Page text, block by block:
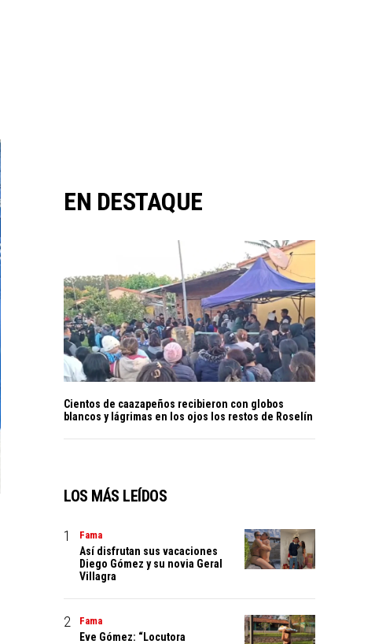
EN DESTAQUE
Cientos de caazapeños recibieron con globos
blancos y lágrimas en los ojos los restos de Roselín
LOS MÁS LEÍDOS
Fama
Así disfrutan sus vacaciones
Diego Gómez y su novia Geral
Villagra
Fama
Eve Gómez: “Locutora